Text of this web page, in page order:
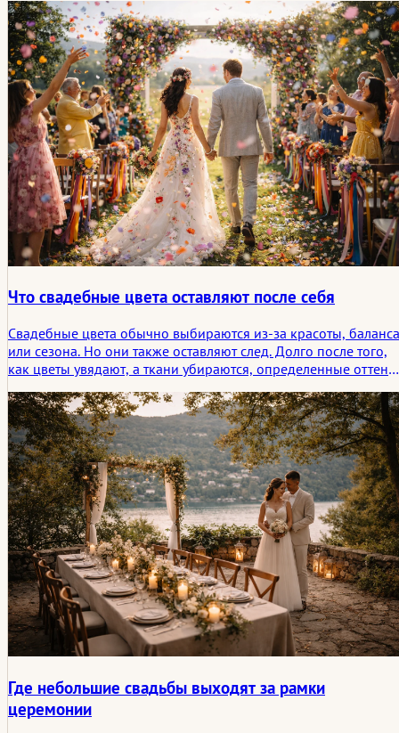
усилий. В этой статье свадебное освещение рассматривается
как незаметная структура, которая формирует атмосферу и
оставляет неизгладимый след.
Что свадебные цвета оставляют после себя
Свадебные цвета обычно выбираются из-за красоты, баланса
или сезона. Но они также оставляют след. Долго после того,
как цветы увядают, а ткани убираются, определенные
статья рассматривает свадебный цвет не только как элемент
стиля, но и как часть эмоционального отпечатка, который
оставляет после себя церемония.
Где небольшие свадьбы выходят за рамки
церемонии